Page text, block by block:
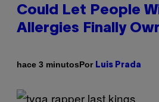
Could Let People
Allergies Finally
hace 3 minutosPor Luis Prada